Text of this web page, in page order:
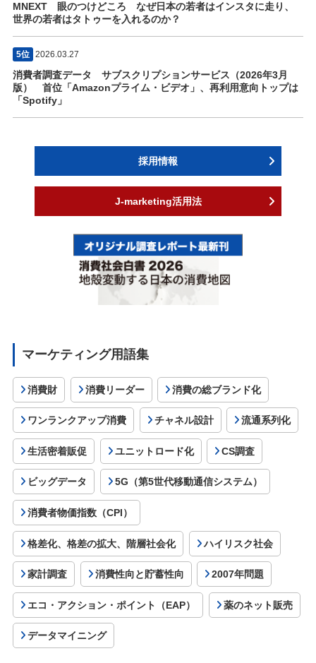
MNEXT 眼のつけどころ なぜ日本の若者はインスタに走り、
世界の若者はタトゥーを入れるのか？
5位 2026.03.27
消費者調査データ サブスクリプションサービス（2026年3月
版） 首位「Amazonプライム・ビデオ」、再利用意向トップは
「Spotify」
採用情報
J-marketing活用法
マーケティング用語集
消費財 消費リーダー 消費の総ブランド化
ワンランクアップ消費 チャネル設計 流通系列化
生活密着販促 ユニットロード化 CS調査
ビッグデータ 5G（第5世代移動通信システム）
消費者物価指数（CPI）
格差化、格差の拡大、階層社会化 ハイリスク社会
家計調査 消費性向と貯蓄性向 2007年問題
エコ・アクション・ポイント（EAP） 薬のネット販売
データマイニング